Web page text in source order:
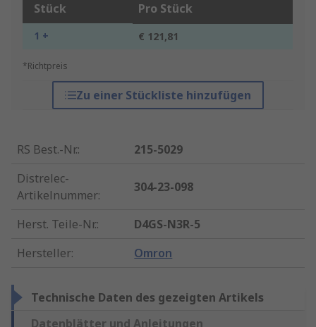
Stück Pro Stück
1 + € 121,81
*Richtpreis
Zu einer Stückliste hinzufügen
RS Best.-Nr.:
215-5029
Distrelec-
Artikelnummer:
304-23-098
Herst. Teile-Nr.:
D4GS-N3R-5
Hersteller: Omron
Technische Daten des gezeigten Artikels
Datenblätter und Anleitungen